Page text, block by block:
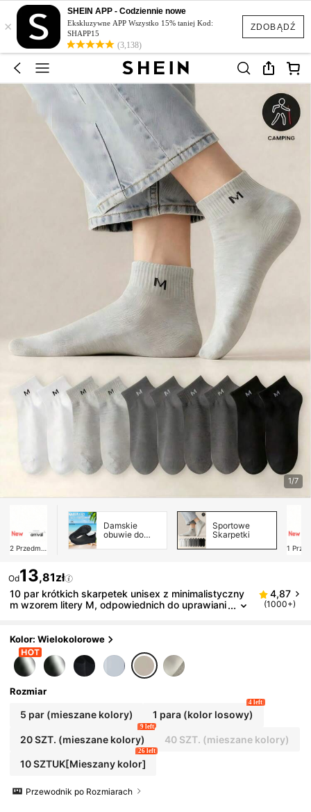
ZDOBĄDŹ
×
SHEIN APP - Codziennie nowe
Ekskluzywne APP Wszystko 15% taniej Kod:
SHAPP15
(3,138)
1/7
2 Przedmioty
Damskie
obuwie do
Sportowe
Skarpetki
1
Od13,81zł
10 par krótkich skarpetek unisex z minimalistyczny
m wzorem litery M, odpowiednich do uprawiani
4,87
(1000+)
Kolor: Wielokolorowe
Rozmiar
5 par (mieszane kolory) 1 para (kolor losowy)
4 left
20 SZT. (mieszane kolory)
9 left
40 SZT. (mieszane kolory)
10 SZTUK[Mieszany kolor]
26 left
Przewodnik po Rozmiarach